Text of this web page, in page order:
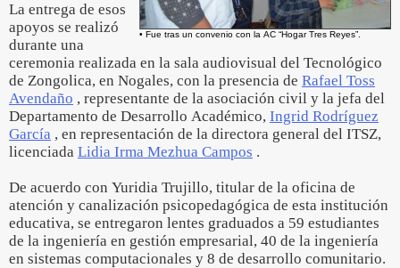
• Fue tras un convenio con la AC “Hogar Tres Reyes”.
La entrega de esos
apoyos se realizó
durante una
ceremonia realizada en la sala audiovisual del Tecnológico
de Zongolica, en Nogales, con la presencia de Rafael Toss
Avendaño , representante de la asociación civil y la jefa del
Departamento de Desarrollo Académico, Ingrid Rodríguez
García , en representación de la directora general del ITSZ,
licenciada Lidia Irma Mezhua Campos .
De acuerdo con Yuridia Trujillo, titular de la oficina de
atención y canalización psicopedagógica de esta institución
educativa, se entregaron lentes graduados a 59 estudiantes
de la ingeniería en gestión empresarial, 40 de la ingeniería
en sistemas computacionales y 8 de desarrollo comunitario.